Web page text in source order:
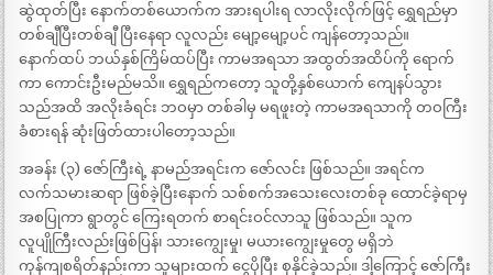
ဆွဲထုတ်ပြီး နောက်တစ်ယောက်က အားရပါးရ လာလိုးလိုက်ဖြင့် ရွှေရည်မှာ
တစ်ချီပြီးတစ်ချီ ပြီးနေရာ လူလည်း မျော့မျော့ပင် ကျန်တော့သည်။
နောက်ထပ် ဘယ်နှစ်ကြိမ်ထပ်ပြီး ကာမအရသာ အထွတ်အထိပ်ကို ရောက်
ကာ ကောင်းဦးမည်မသိ။ ရွှေရည်ကတော့ သူတို့နှစ်ယောက် ကျေနပ်သွား
သည်အထိ အလိုးခံရင်း ဘဝမှာ တစ်ခါမှ မရဖူးတဲ့ ကာမအရသာကို တဝကြီး
ခံစားရန် ဆုံးဖြတ်ထားပါတော့သည်။
အခန်း (၃) ဇော်ကြီးရဲ့ နာမည်အရင်းက ဇော်လင်း ဖြစ်သည်။ အရင်က
လက်သမားဆရာ ဖြစ်ခဲ့ပြီးနောက် သစ်စက်အသေးလေးတစ်ခု ထောင်ခဲ့ရာမှ
အစပြုကာ ရွာတွင် ကြေးရတက် စာရင်းဝင်လာသူ ဖြစ်သည်။ သူက
လူပျိုကြီးလည်းဖြစ်ပြန်၊ သားကျွေးမှု၊ မယားကျွေးမှုတွေ မရှိဘဲ
ကုန်ကျစရိတ်နည်းကာ သူများထက် ငွေပိုပြီး စုနိုင်ခဲ့သည်။ ဒါ့ကြောင့် ဇော်ကြီး